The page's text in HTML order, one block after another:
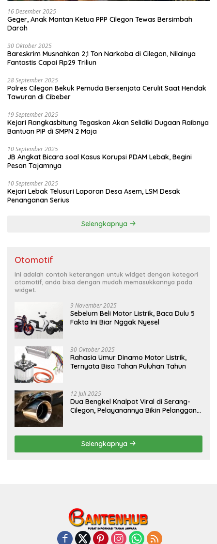
16 Desember 2025
Geger, Anak Mantan Ketua PPP Cilegon Tewas Bersimbah
Darah
30 Oktober 2025
Bareskrim Musnahkan 2,1 Ton Narkoba di Cilegon, Nilainya
Fantastis Capai Rp29 Triliun
28 September 2025
Polres Cilegon Bekuk Pemuda Bersenjata Cerulit Saat Hendak
Tawuran di Cibeber
19 September 2025
Kejari Rangkasbitung Tegaskan Akan Selidiki Dugaan Raibnya
Bantuan PIP di SMPN 2 Maja
10 September 2025
JB Angkat Bicara soal Kasus Korupsi PDAM Lebak, Begini
Pesan Tajamnya
10 September 2025
Kejari Lebak Telusuri Laporan Desa Asem, LSM Desak
Penanganan Serius
Selengkapnya
Otomotif
Ini adalah contoh keterangan untuk widget dengan kategori
otomotif, anda bisa dengan mudah memasukkannya pada
widget.
9 November 2025
Sebelum Beli Motor Listrik, Baca Dulu 5
Fakta Ini Biar Nggak Nyesel
30 Oktober 2025
Rahasia Umur Dinamo Motor Listrik,
Ternyata Bisa Tahan Puluhan Tahun
12 Juli 2025
Dua Bengkel Knalpot Viral di Serang-
Cilegon, Pelayanannya Bikin Pelanggan
Selengkapnya